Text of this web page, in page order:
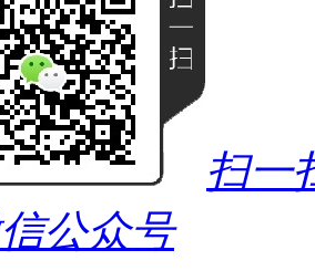
扫一
公众号